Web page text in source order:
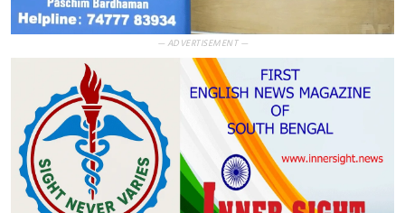
— ADVERTISEMENT —